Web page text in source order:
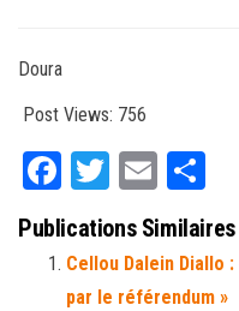
Doura
Post Views: 756
Fa
ce
bo
ok
T
tt
er
E
m
ail
er
Publications Similaires
Cellou Dalein Diallo :
par le référendum »